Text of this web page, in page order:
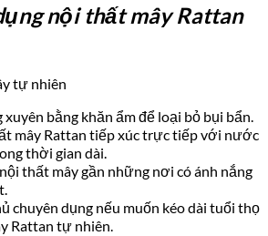
nội thất mây Rattan
tự nhiên
bằng khăn ẩm để loại bỏ bụi bẩn.
mây Rattan tiếp xúc trực tiếp với nước
thời gian dài.
thất mây gần những nơi có ánh nắng
chuyên dụng nếu muốn kéo dài tuổi thọ
Rattan tự nhiên.